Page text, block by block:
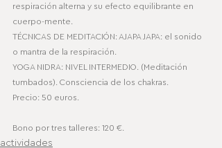
respiración alterna y su efecto equilibrante en
cuerpo-mente.
TÉCNICAS DE MEDITACIÓN: AJAPA JAPA: el sonido
o mantra de la respiración.
YOGA NIDRA: NIVEL INTERMEDIO. (Meditación
tumbados). Consciencia de los chakras.
Precio: 50 euros.
Bono por tres talleres: 120 €.
actividades